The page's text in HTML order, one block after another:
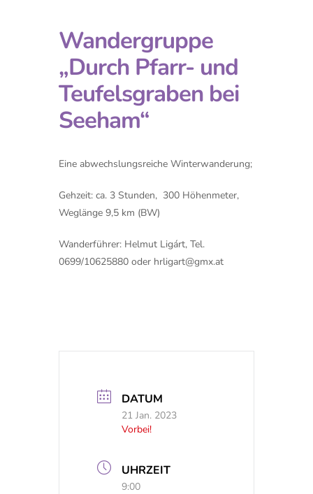
Wandergruppe
„Durch Pfarr- und
Teufelsgraben bei
Seeham“
Eine abwechslungsreiche Winterwanderung;
Gehzeit: ca. 3 Stunden, 300 Höhenmeter,
Weglänge 9,5 km (BW)
Wanderführer: Helmut Ligárt, Tel.
0699/10625880 oder hrligart@gmx.at
DATUM
21 Jan. 2023
Vorbei!
UHRZEIT
9:00